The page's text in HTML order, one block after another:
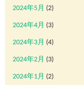
2024年5月 (2)
2024年4月 (3)
2024年3月 (4)
2024年2月 (3)
2024年1月 (2)